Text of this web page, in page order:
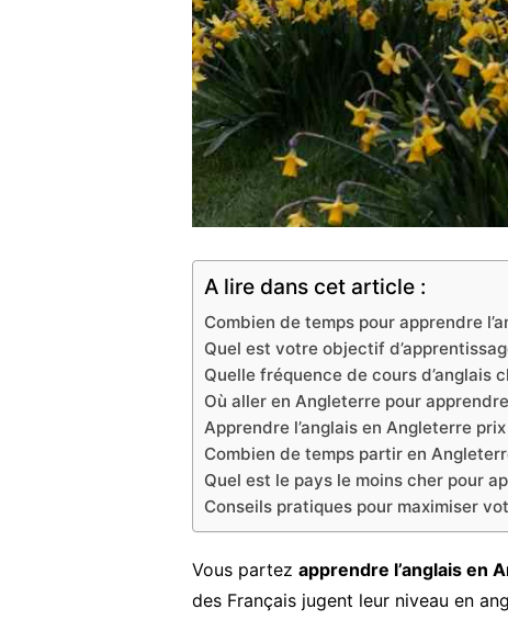
A lire dans cet article :
Combien de temps pour apprendre
Quel est votre objectif
Quelle fréquence de cours d’anglais
Où aller en Angleterre pour apprendre
Apprendre l’anglais en Angleterre
Combien de temps partir en
Quel est le pays le moins cher pour
Conseils pratiques pour maximiser
Vous partez apprendre l’anglais en
des Français jugent leur niveau en